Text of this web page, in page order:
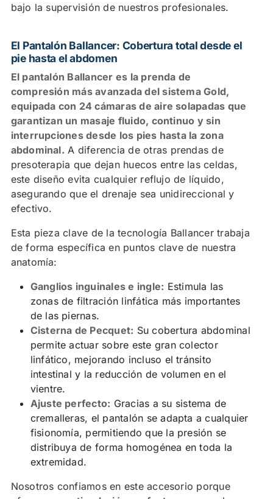
bajo la supervisión de nuestros profesionales.
El Pantalón Ballancer: Cobertura total desde el
pie hasta el abdomen
El pantalón Ballancer es la prenda de
compresión más avanzada del sistema Gold,
equipada con 24 cámaras de aire solapadas que
garantizan un masaje fluido, continuo y sin
interrupciones desde los pies hasta la zona
abdominal. A diferencia de otras prendas de
presoterapia que dejan huecos entre las celdas,
este diseño evita cualquier reflujo de líquido,
asegurando que el drenaje sea unidireccional y
efectivo.
Esta pieza clave de la tecnología Ballancer trabaja
de forma específica en puntos clave de nuestra
anatomía:
Ganglios inguinales e ingle: Estimula las
zonas de filtración linfática más importantes
de las piernas.
Cisterna de Pecquet: Su cobertura abdominal
permite actuar sobre este gran colector
linfático, mejorando incluso el tránsito
intestinal y la reducción de volumen en el
vientre.
Ajuste perfecto: Gracias a su sistema de
cremalleras, el pantalón se adapta a cualquier
fisionomía, permitiendo que la presión se
distribuya de forma homogénea en toda la
extremidad.
Nosotros confiamos en este accesorio porque